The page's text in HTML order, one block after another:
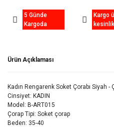
5 Günde
Kargoda
Kargo
Ürün Açıklaması
Kadın Rengarenk Soket Çorabı Siyah -
Cinsiyet: KADIN
Model: B-ART015
Çorap Tipi: Soket çorap
Beden: 35-40